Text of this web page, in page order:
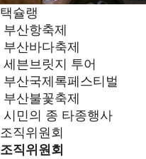
택슐랭
부산항축제
부산바다축제
세븐브릿지 투어
부산국제록페스티벌
부산불꽃축제
시민의 종 타종행사
조직위원회
조직위원회